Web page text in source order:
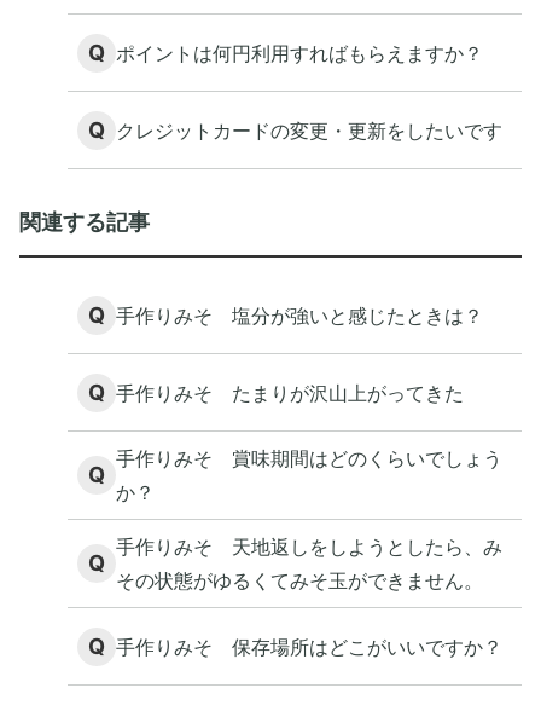
Q ポイントは何円利用すればもらえますか？
Q クレジットカードの変更・更新をしたいです
関連する記事
Q 手作りみそ 塩分が強いと感じたときは？
Q 手作りみそ たまりが沢山上がってきた
Q
手作りみそ 賞味期間はどのくらいでしょう
か？
Q
手作りみそ 天地返しをしようとしたら、み
その状態がゆるくてみそ玉ができません。
Q 手作りみそ 保存場所はどこがいいですか？